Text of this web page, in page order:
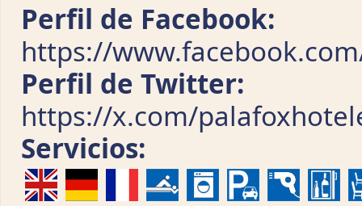
Perfil de Facebook:
https://
Perfil de Twitter:
https://x.com/
Servicios: